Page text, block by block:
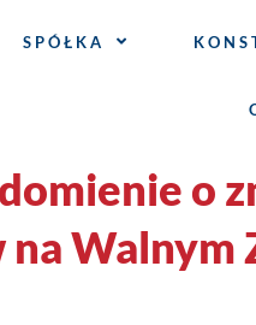
SPÓŁKA
o
na